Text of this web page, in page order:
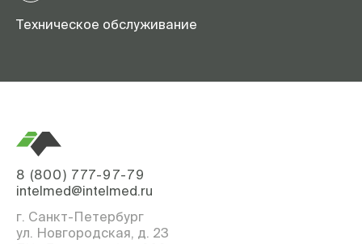
Техническое обслуживание
8 (800) 777-97-79
intelmed@intelmed.ru
г. Санкт-Петербург
ул. Новгородская, д. 23